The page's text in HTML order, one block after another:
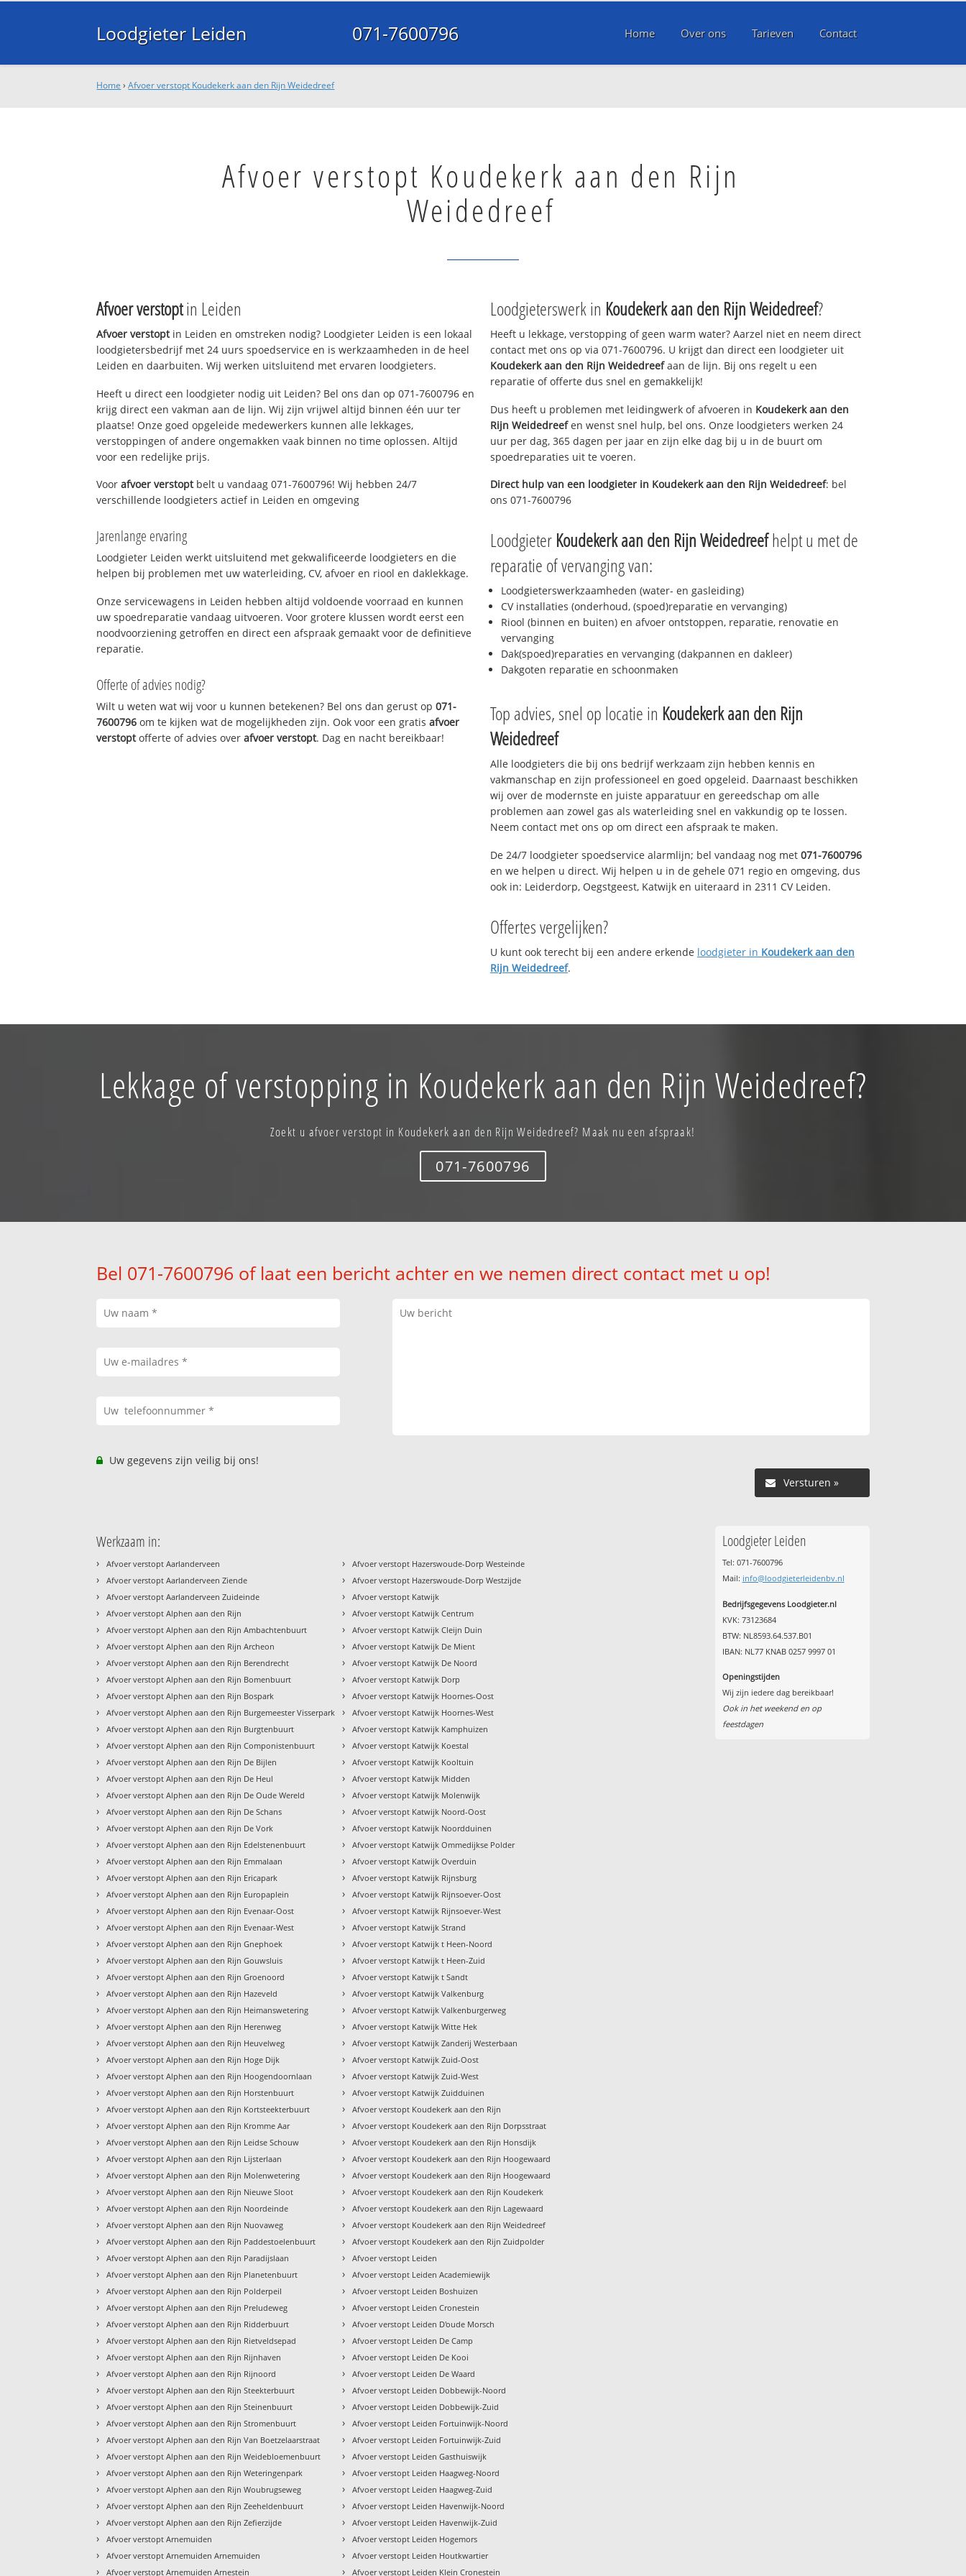
Loodgieter Leiden 071-7600796 Home Over ons Tarieven Contact
Home ›Afvoer verstopt Koudekerk aan den Rijn Weidedreef
Afvoer verstopt Koudekerk aan den Rijn
Weidedreef
Afvoer verstoptin Leiden
Afvoer verstoptin Leiden en omstreken nodig? Loodgieter Leiden is een lokaal
loodgietersbedrijf met 24 uurs spoedservice en is werkzaamheden in de heel
Leiden en daarbuiten. Wij werken uitsluitend met ervaren loodgieters.
Heeft u direct een loodgieter nodig uit Leiden? Bel ons dan op 071-7600796 en
krijg direct een vakman aan de lijn. Wij zijn vrijwel altijd binnen één uur ter
plaatse! Onze goed opgeleide medewerkers kunnen alle lekkages,
verstoppingen of andere ongemakken vaak binnen no time oplossen. Altijd
voor een redelijke prijs.
Voorafvoer verstoptbelt u vandaag 071-7600796! Wij hebben 24/7
verschillende loodgieters actief in Leiden en omgeving
Jarenlange ervaring
Loodgieter Leiden werkt uitsluitend met gekwalificeerde loodgieters en die
helpen bij problemen met uw waterleiding, CV, afvoer en riool en daklekkage.
Onze servicewagens in Leiden hebben altijd voldoende voorraad en kunnen
uw spoedreparatie vandaag uitvoeren. Voor grotere klussen wordt eerst een
noodvoorziening getroffen en direct een afspraak gemaakt voor de definitieve
reparatie.
Offerte of advies nodig?
Wilt u weten wat wij voor u kunnen betekenen? Bel ons dan gerust op071-
7600796 om te kijken wat de mogelijkheden zijn. Ook voor een gratisafvoer
verstoptofferte of advies overafvoer verstopt. Dag en nacht bereikbaar!
Loodgieterswerk in Koudekerk aan den Rijn Weidedreef?
Heeft u lekkage, verstopping of geen warm water? Aarzel niet en neem direct
contact met ons op via 071-7600796. U krijgt dan direct een loodgieter uit
Koudekerk aan den Rijn Weidedreefaan de lijn. Bij ons regelt u een
reparatie of offerte dus snel en gemakkelijk!
Dus heeft u problemen met leidingwerk of afvoeren in Koudekerk aan den
Rijn Weidedreefen wenst snel hulp, bel ons. Onze loodgieters werken 24
uur per dag, 365 dagen per jaar en zijn elke dag bij u in de buurt om
spoedreparaties uit te voeren.
Direct hulp van een loodgieter in Koudekerk aan den Rijn Weidedreef: bel
ons 071-7600796
Loodgieter Koudekerk aan den Rijn Weidedreefhelpt u met de
reparatie of vervanging van:
Loodgieterswerkzaamheden (water- en gasleiding)
CV installaties (onderhoud, (spoed)reparatie en vervanging)
Riool (binnen en buiten) en afvoer ontstoppen, reparatie, renovatie en
vervanging
Dak(spoed)reparaties en vervanging (dakpannen en dakleer)
Dakgoten reparatie en schoonmaken
Top advies, snel op locatie in Koudekerk aan den Rijn
Weidedreef
Alle loodgieters die bij ons bedrijf werkzaam zijn hebben kennis en
vakmanschap en zijn professioneel en goed opgeleid. Daarnaast beschikken
wij over de modernste en juiste apparatuur en gereedschap om alle
problemen aan zowel gas als waterleiding snel en vakkundig op te lossen.
Neem contact met ons op om direct een afspraak te maken.
De 24/7 loodgieter spoedservice alarmlijn; bel vandaag nog met 071-7600796
en we helpen u direct. Wij helpen u in de gehele 071 regio en omgeving, dus
ook in: Leiderdorp, Oegstgeest, Katwijk en uiteraard in 2311 CV Leiden.
Offertes vergelijken?
U kunt ook terecht bij een andere erkende loodgieter in Koudekerk aan den
Rijn Weidedreef.
Lekkage of verstopping in Koudekerk aan den Rijn Weidedreef?
Zoekt u afvoer verstopt in Koudekerk aan den Rijn Weidedreef? Maak nu een afspraak!
071-7600796
Bel 071-7600796 of laat een bericht achter en we nemen direct contact met u op!
Uw gegevens zijn veilig bij ons!
Versturen »
Werkzaam in:
› Afvoer verstopt Aarlanderveen
› Afvoer verstopt Aarlanderveen Ziende
› Afvoer verstopt Aarlanderveen Zuideinde
› Afvoer verstopt Alphen aan den Rijn
› Afvoer verstopt Alphen aan den Rijn Ambachtenbuurt
› Afvoer verstopt Alphen aan den Rijn Archeon
› Afvoer verstopt Alphen aan den Rijn Berendrecht
› Afvoer verstopt Alphen aan den Rijn Bomenbuurt
› Afvoer verstopt Alphen aan den Rijn Bospark
› Afvoer verstopt Alphen aan den Rijn Burgemeester Visserpark
› Afvoer verstopt Alphen aan den Rijn Burgtenbuurt
› Afvoer verstopt Alphen aan den Rijn Componistenbuurt
› Afvoer verstopt Alphen aan den Rijn De Bijlen
› Afvoer verstopt Alphen aan den Rijn De Heul
› Afvoer verstopt Alphen aan den Rijn De Oude Wereld
› Afvoer verstopt Alphen aan den Rijn De Schans
› Afvoer verstopt Alphen aan den Rijn De Vork
› Afvoer verstopt Alphen aan den Rijn Edelstenenbuurt
› Afvoer verstopt Alphen aan den Rijn Emmalaan
› Afvoer verstopt Alphen aan den Rijn Ericapark
› Afvoer verstopt Alphen aan den Rijn Europaplein
› Afvoer verstopt Alphen aan den Rijn Evenaar-Oost
› Afvoer verstopt Alphen aan den Rijn Evenaar-West
› Afvoer verstopt Alphen aan den Rijn Gnephoek
› Afvoer verstopt Alphen aan den Rijn Gouwsluis
› Afvoer verstopt Alphen aan den Rijn Groenoord
› Afvoer verstopt Alphen aan den Rijn Hazeveld
› Afvoer verstopt Alphen aan den Rijn Heimanswetering
› Afvoer verstopt Alphen aan den Rijn Herenweg
› Afvoer verstopt Alphen aan den Rijn Heuvelweg
› Afvoer verstopt Alphen aan den Rijn Hoge Dijk
› Afvoer verstopt Alphen aan den Rijn Hoogendoornlaan
› Afvoer verstopt Alphen aan den Rijn Horstenbuurt
› Afvoer verstopt Alphen aan den Rijn Kortsteekterbuurt
› Afvoer verstopt Alphen aan den Rijn Kromme Aar
› Afvoer verstopt Alphen aan den Rijn Leidse Schouw
› Afvoer verstopt Alphen aan den Rijn Lijsterlaan
› Afvoer verstopt Alphen aan den Rijn Molenwetering
› Afvoer verstopt Alphen aan den Rijn Nieuwe Sloot
› Afvoer verstopt Alphen aan den Rijn Noordeinde
› Afvoer verstopt Alphen aan den Rijn Nuovaweg
› Afvoer verstopt Alphen aan den Rijn Paddestoelenbuurt
› Afvoer verstopt Alphen aan den Rijn Paradijslaan
› Afvoer verstopt Alphen aan den Rijn Planetenbuurt
› Afvoer verstopt Alphen aan den Rijn Polderpeil
› Afvoer verstopt Alphen aan den Rijn Preludeweg
› Afvoer verstopt Alphen aan den Rijn Ridderbuurt
› Afvoer verstopt Alphen aan den Rijn Rietveldsepad
› Afvoer verstopt Alphen aan den Rijn Rijnhaven
› Afvoer verstopt Alphen aan den Rijn Rijnoord
› Afvoer verstopt Alphen aan den Rijn Steekterbuurt
› Afvoer verstopt Alphen aan den Rijn Steinenbuurt
› Afvoer verstopt Alphen aan den Rijn Stromenbuurt
› Afvoer verstopt Alphen aan den Rijn Van Boetzelaarstraat
› Afvoer verstopt Alphen aan den Rijn Weidebloemenbuurt
› Afvoer verstopt Alphen aan den Rijn Weteringenpark
› Afvoer verstopt Alphen aan den Rijn Woubrugseweg
› Afvoer verstopt Alphen aan den Rijn Zeeheldenbuurt
› Afvoer verstopt Alphen aan den Rijn Zefierzijde
› Afvoer verstopt Arnemuiden
› Afvoer verstopt Arnemuiden Arnemuiden
› Afvoer verstopt Arnemuiden Arnestein
› Afvoer verstopt Hazerswoude-Dorp Westeinde
› Afvoer verstopt Hazerswoude-Dorp Westzijde
› Afvoer verstopt Katwijk
› Afvoer verstopt Katwijk Centrum
› Afvoer verstopt Katwijk Cleijn Duin
› Afvoer verstopt Katwijk De Mient
› Afvoer verstopt Katwijk De Noord
› Afvoer verstopt Katwijk Dorp
› Afvoer verstopt Katwijk Hoornes-Oost
› Afvoer verstopt Katwijk Hoornes-West
› Afvoer verstopt Katwijk Kamphuizen
› Afvoer verstopt Katwijk Koestal
› Afvoer verstopt Katwijk Kooltuin
› Afvoer verstopt Katwijk Midden
› Afvoer verstopt Katwijk Molenwijk
› Afvoer verstopt Katwijk Noord-Oost
› Afvoer verstopt Katwijk Noordduinen
› Afvoer verstopt Katwijk Ommedijkse Polder
› Afvoer verstopt Katwijk Overduin
› Afvoer verstopt Katwijk Rijnsburg
› Afvoer verstopt Katwijk Rijnsoever-Oost
› Afvoer verstopt Katwijk Rijnsoever-West
› Afvoer verstopt Katwijk Strand
› Afvoer verstopt Katwijk t Heen-Noord
› Afvoer verstopt Katwijk t Heen-Zuid
› Afvoer verstopt Katwijk t Sandt
› Afvoer verstopt Katwijk Valkenburg
› Afvoer verstopt Katwijk Valkenburgerweg
› Afvoer verstopt Katwijk Witte Hek
› Afvoer verstopt Katwijk Zanderij Westerbaan
› Afvoer verstopt Katwijk Zuid-Oost
› Afvoer verstopt Katwijk Zuid-West
› Afvoer verstopt Katwijk Zuidduinen
› Afvoer verstopt Koudekerk aan den Rijn
› Afvoer verstopt Koudekerk aan den Rijn Dorpsstraat
› Afvoer verstopt Koudekerk aan den Rijn Honsdijk
› Afvoer verstopt Koudekerk aan den Rijn Hoogewaard
› Afvoer verstopt Koudekerk aan den Rijn Hoogewaard
› Afvoer verstopt Koudekerk aan den Rijn Koudekerk
› Afvoer verstopt Koudekerk aan den Rijn Lagewaard
› Afvoer verstopt Koudekerk aan den Rijn Weidedreef
› Afvoer verstopt Koudekerk aan den Rijn Zuidpolder
› Afvoer verstopt Leiden
› Afvoer verstopt Leiden Academiewijk
› Afvoer verstopt Leiden Boshuizen
› Afvoer verstopt Leiden Cronestein
› Afvoer verstopt Leiden D'oude Morsch
› Afvoer verstopt Leiden De Camp
› Afvoer verstopt Leiden De Kooi
› Afvoer verstopt Leiden De Waard
› Afvoer verstopt Leiden Dobbewijk-Noord
› Afvoer verstopt Leiden Dobbewijk-Zuid
› Afvoer verstopt Leiden Fortuinwijk-Noord
› Afvoer verstopt Leiden Fortuinwijk-Zuid
› Afvoer verstopt Leiden Gasthuiswijk
› Afvoer verstopt Leiden Haagweg-Noord
› Afvoer verstopt Leiden Haagweg-Zuid
› Afvoer verstopt Leiden Havenwijk-Noord
› Afvoer verstopt Leiden Havenwijk-Zuid
› Afvoer verstopt Leiden Hogemors
› Afvoer verstopt Leiden Houtkwartier
› Afvoer verstopt Leiden Klein Cronestein
Loodgieter Leiden
Tel: 071-7600796
Mail: info@loodgieterleidenbv.nl
Bedrijfsgegevens Loodgieter.nl
KVK: 73123684
BTW: NL8593.64.537.B01
IBAN: NL77 KNAB 0257 9997 01
Openingstijden
Wij zijn iedere dag bereikbaar!
Ook in het weekend en op
feestdagen